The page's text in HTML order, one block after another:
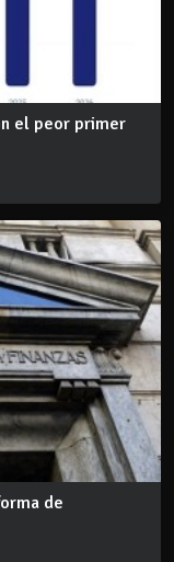
el peor primer
de